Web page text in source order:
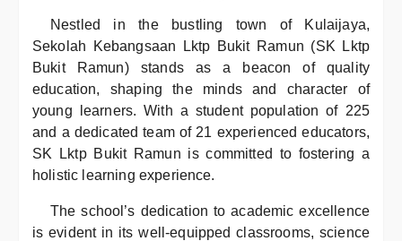
Nestled in the bustling town of Kulaijaya,
Sekolah Kebangsaan Lktp Bukit Ramun (SK Lktp
Bukit Ramun) stands as a beacon of quality
education, shaping the minds and character of
young learners. With a student population of 225
and a dedicated team of 21 experienced educators,
SK Lktp Bukit Ramun is committed to fostering a
holistic learning experience.
The school’s dedication to academic excellence
is evident in its well-equipped classrooms, science